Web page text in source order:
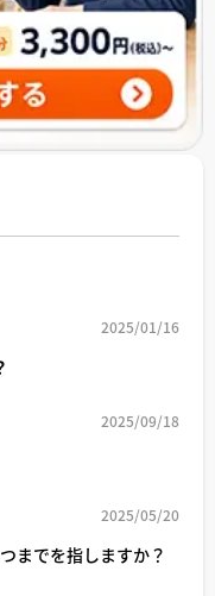
2025/01/16
2025/09/18
2025/05/20
までを指しますか？